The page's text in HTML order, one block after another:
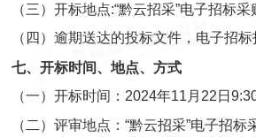
（三）开标地点:“黔云招采”电子招标
（四）逾期送达的投标文件，电子招
七、开标时间、地点、方式
（一）开标时间：2024年11月22日9:30
（二）评审地点：“黔云招采”电子招